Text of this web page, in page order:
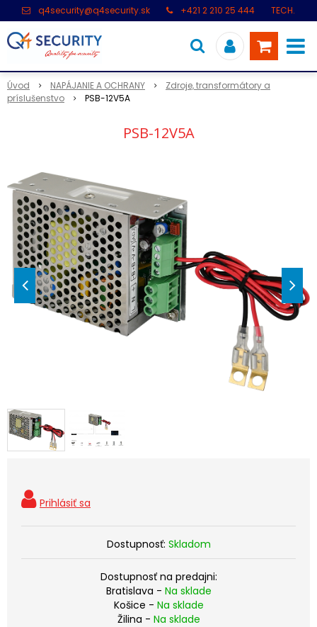
q4security@q4security.sk +421 2 210 25 444
TECH.
Úvod NAPÁJANIE A OCHRANY
Zdroje, transformátory a
príslušenstvo
PSB-12V5A
PSB-12V5A
Dostupnosť: Skladom
Dostupnosť na predajni:
Bratislava - Na sklade
Košice - Na sklade
Žilina - Na sklade